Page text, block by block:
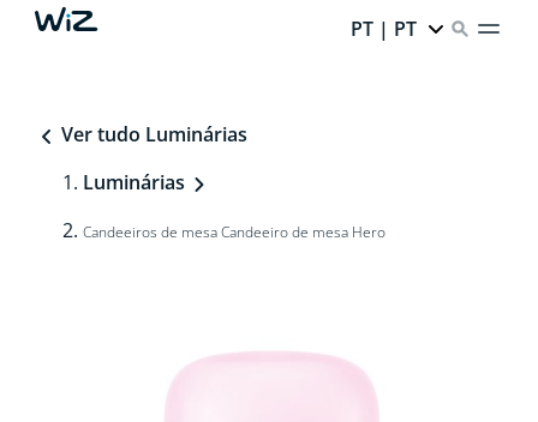
PT | PT
Ver tudo Luminárias
Luminárias
Candeeiros de mesa Candeeiro de mesa Hero